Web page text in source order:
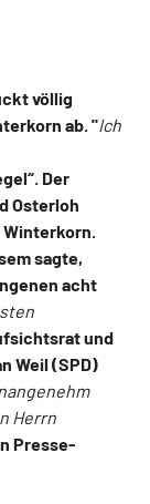
völlig
ab. "Ich
Der
Osterloh
sagte,
acht
und
Weil (SPD)
Herrn
Presse-